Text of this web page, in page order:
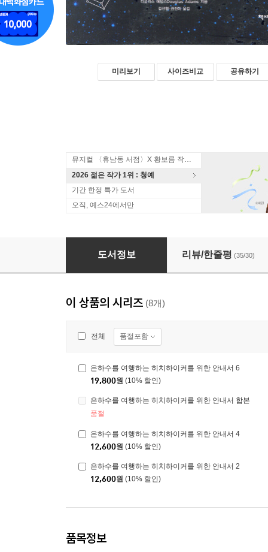
미리보기 사이즈비교 공유하기
뮤지컬 〈휴남동 서점〉X 황보름 작가 북토크
2026 젊은 작가 1위 : 청예
기간 한정 특가 도서
오직, 예스24에서만
은하수를 여행하는 히치하이커를 위한 안내서
도서정보 리뷰/한줄평 (35/30)
이 상품의 시리즈 (8개)
전체 품절포함
은하수를 여행하는 히치하이커를 위한 안내서 6
19,800원 (10% 할인)
은하수를 여행하는 히치하이커를 위한 안내서 합본
품절
은하수를 여행하는 히치하이커를 위한 안내서 4
12,600원 (10% 할인)
은하수를 여행하는 히치하이커를 위한 안내서 2
12,600원 (10% 할인)
품목정보